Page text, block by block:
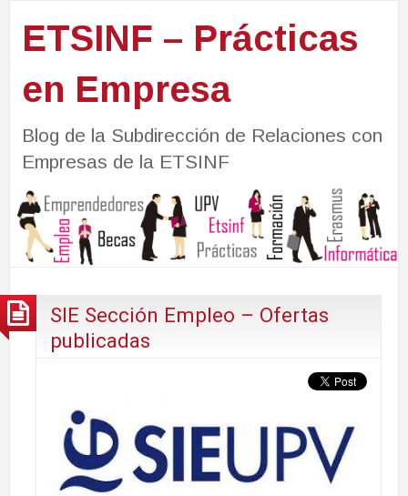
ETSINF – Prácticas
en Empresa
Blog de la Subdirección de Relaciones con
Empresas de la ETSINF
SIE Sección Empleo – Ofertas
publicadas